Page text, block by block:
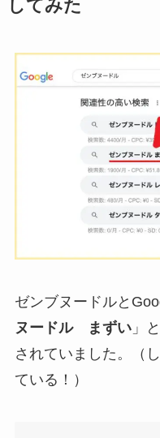
してみた
ゼンブヌードルと
ヌードル まずい」
されていました。（
ている！）